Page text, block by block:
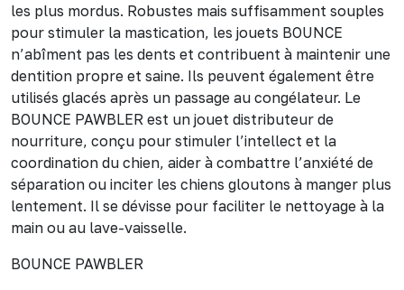
les plus mordus. Robustes mais suffisamment souples
pour stimuler la mastication, les jouets BOUNCE
n’abîment pas les dents et contribuent à maintenir une
dentition propre et saine. Ils peuvent également être
utilisés glacés après un passage au congélateur. Le
BOUNCE PAWBLER est un jouet distributeur de
nourriture, conçu pour stimuler l’intellect et la
coordination du chien, aider à combattre l’anxiété de
séparation ou inciter les chiens gloutons à manger plus
lentement. Il se dévisse pour faciliter le nettoyage à la
main ou au lave-vaisselle.
BOUNCE PAWBLER